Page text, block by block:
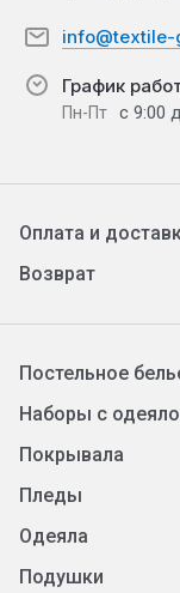
info@textile-
График
Пн-Пт с 9:00
Оплата и
Возврат
Постельное
Наборы с
Покрывала
Пледы
Одеяла
Подушки